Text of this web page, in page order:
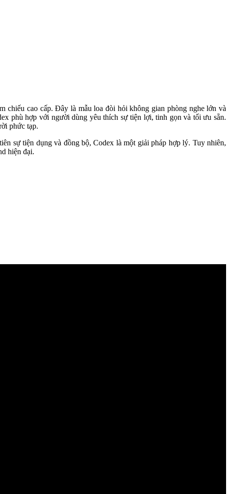
cao cấp. Đây là mẫu loa đòi hỏi không gian phòng nghe lớn và
phù hợp với người dùng yêu thích sự tiện lợi, tinh gọn và tối ưu sẵn.
phức tạp.
sự tiện dụng và đồng bộ, Codex là một giải pháp hợp lý. Tuy nhiên,
hiện đại.